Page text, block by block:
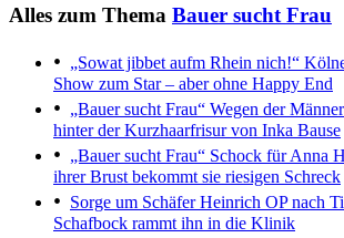
Alles zum Thema Bauer sucht Frau
„Sowat jibbet aufm Rhein nich!“
Show zum Star – aber ohne Happy End
„Bauer sucht Frau“ Wegen der
hinter der Kurzhaarfrisur von Inka Bause
„Bauer sucht Frau“ Schock für Anna
ihrer Brust bekommt sie riesigen Schreck
Sorge um Schäfer Heinrich OP nach
Schafbock rammt ihn in die Klinik